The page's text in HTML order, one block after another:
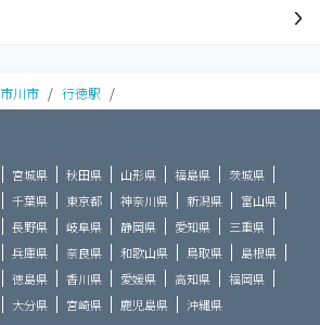
市川市 / 行徳駅 /
宮城県 秋田県 山形県 福島県
茨城県
千葉県 東京都 神奈川県 新潟県
富山県
長野県 岐阜県 静岡県 愛知県
三重県
兵庫県 奈良県 和歌山県 鳥取県
島根県
徳島県 香川県 愛媛県 高知県
福岡県
大分県 宮崎県 鹿児島県 沖縄県